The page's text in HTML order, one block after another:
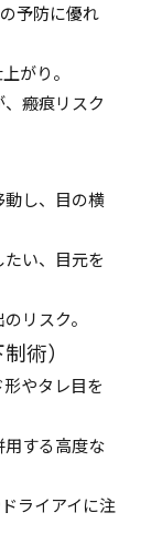
予防に優れ
がり。
瘢痕リスク
動し、目の横
い、目元を
リスク。
術）
やタレ目を
用する高度な
ライアイに注